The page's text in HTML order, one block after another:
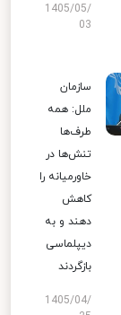
1405/05/
03
سازمان
ملل: همه
طرف‌ها
تنش‌ها در
خاورمیانه را
کاهش
دهند و به
دیپلماسی
بازگردند
1405/04/